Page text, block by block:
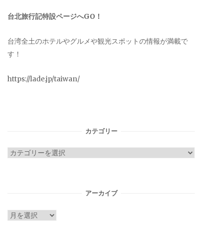
台北旅行記特設ページへGO！
台湾全土のホテルやグルメや観光スポットの情報が満載で
す！
https://lade.jp/taiwan/
カテゴリー
カ
アーカイブ
ア